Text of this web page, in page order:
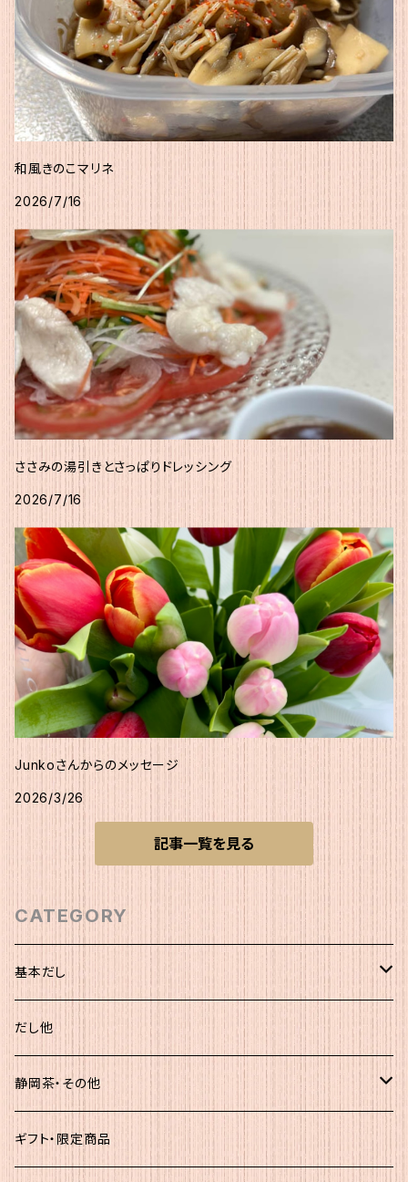
和風きのこマリネ
2026/7/16
ささみの湯引きとさっぱりドレッシング
2026/7/16
Junkoさんからのメッセージ
2026/3/26
記事一覧を見る
CATEGORY
基本だし
化粧袋（5ｇ×12）
簡易（5ｇ×30）
大袋
だし他
静岡茶・その他
静岡茶
ギフト・限定商品